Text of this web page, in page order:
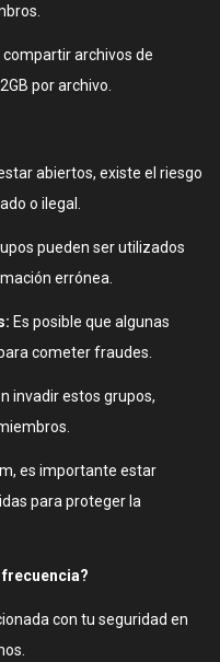
compartir archivos de
por archivo.
abiertos, existe el riesgo
o ilegal.
pueden ser utilizados
errónea.
Es posible que algunas
cometer fraudes.
invadir estos grupos,
es importante estar
para proteger la
con tu seguridad en